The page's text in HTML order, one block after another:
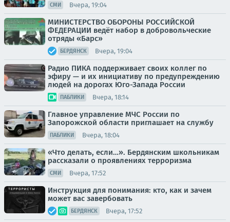
СМИ Вчера, 19:04
МИНИСТЕРСТВО ОБОРОНЫ РОССИЙСКОЙ
ФЕДЕРАЦИИ ведёт набор в добровольческие
отряды «Барс»
БЕРДЯНСК Вчера, 19:04
Радио ПИКА поддерживает своих коллег по
эфиру — и их инициативу по предупреждению
людей на дорогах Юго-Запада России
ПАБЛИКИ Вчера, 18:14
Главное управление МЧС России по
Запорожской области приглашает на службу
ПАБЛИКИ Вчера, 18:04
«Что делать, если…». Бердянским школьникам
рассказали о проявлениях терроризма
СМИ Вчера, 17:52
Инструкция для понимания: кто, как и зачем
может вас завербовать
БЕРДЯНСК Вчера, 17:52